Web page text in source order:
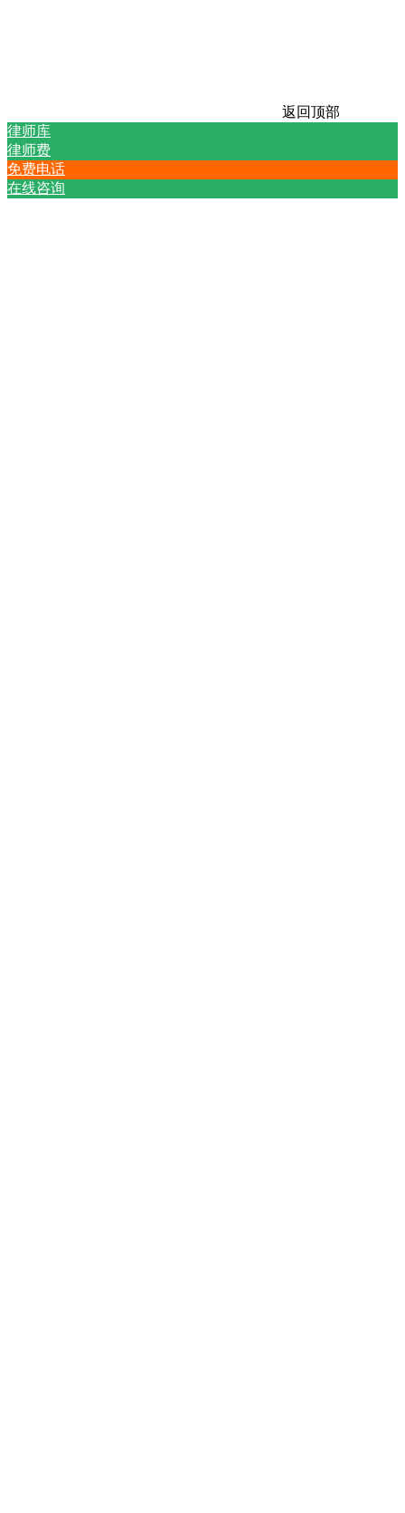
返回顶部
律师库
律师费
免费电话
在线咨询